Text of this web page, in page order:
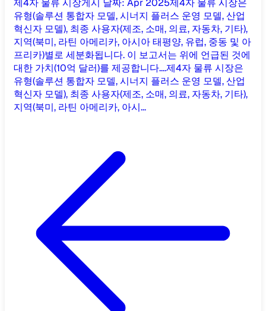
유형(솔루션 통합자 모델, 시너지 플러스 운영 모델, 산업
혁신자 모델), 최종 사용자(제조, 소매, 의료, 자동차, 기타),
지역(북미, 라틴 아메리카, 아시아 태평양, 유럽, 중동 및 아
프리카)별로 세분화됩니다. 이 보고서는 위에 언급된 것에
대한 가치(10억 달러)를 제공합니다....제4자 물류 시장은
유형(솔루션 통합자 모델, 시너지 플러스 운영 모델, 산업
혁신자 모델), 최종 사용자(제조, 소매, 의료, 자동차, 기타),
지역(북미, 라틴 아메리카, 아시...